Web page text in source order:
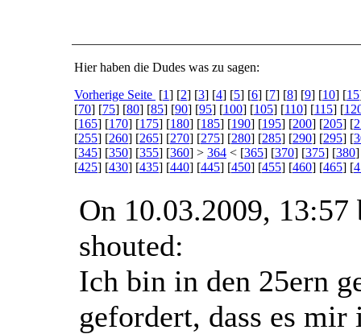
Hier haben die Dudes was zu sagen:
Vorherige Seite [1] [2] [3] [4] [5] [6] [7] [8] [9] [10] [15
[70] [75] [80] [85] [90] [95] [100] [105] [110] [115] [
[165] [170] [175] [180] [185] [190] [195] [200] [205] [
[255] [260] [265] [270] [275] [280] [285] [290] [295] [
[345] [350] [355] [360] > 364 < [365] [370] [375] [380
[425] [430] [435] [440] [445] [450] [455] [460] [465] [
On 10.03.2009,
shouted:
Ich bin in den 25ern
gefordert, dass es